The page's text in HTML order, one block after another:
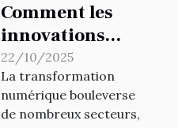
Comment les
innovations
technologiques
transforment-
elles
22/10/2025
La transformation
numérique bouleverse
de nombreux secteurs,